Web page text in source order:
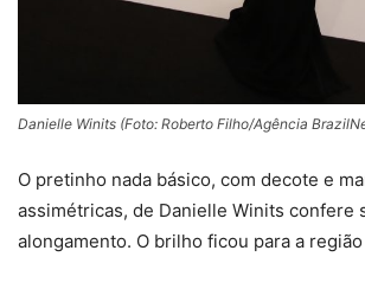
Danielle Winits (Foto: Roberto Filho/Agência
O pretinho nada básico, com decote e
assimétricas, de Danielle Winits confere
alongamento. O brilho ficou para a